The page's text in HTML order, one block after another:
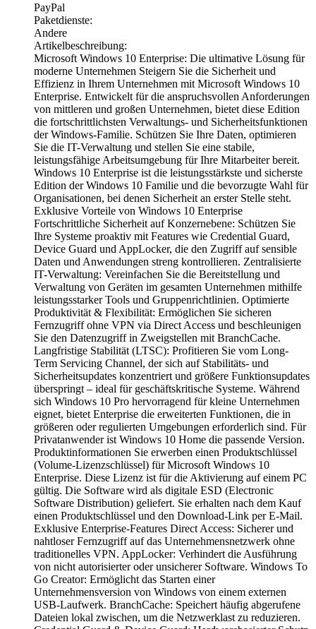
PayPal
Paketdienste:
Andere
Artikelbeschreibung:
Microsoft Windows 10 Enterprise: Die ultimative Lösung für
moderne Unternehmen Steigern Sie die Sicherheit und
Effizienz in Ihrem Unternehmen mit Microsoft Windows 10
Enterprise. Entwickelt für die anspruchsvollen Anforderungen
von mittleren und großen Unternehmen, bietet diese Edition
die fortschrittlichsten Verwaltungs- und Sicherheitsfunktionen
der Windows-Familie. Schützen Sie Ihre Daten, optimieren
Sie die IT-Verwaltung und stellen Sie eine stabile,
leistungsfähige Arbeitsumgebung für Ihre Mitarbeiter bereit.
Windows 10 Enterprise ist die leistungsstärkste und sicherste
Edition der Windows 10 Familie und die bevorzugte Wahl für
Organisationen, bei denen Sicherheit an erster Stelle steht.
Exklusive Vorteile von Windows 10 Enterprise
Fortschrittliche Sicherheit auf Konzernebene: Schützen Sie
Ihre Systeme proaktiv mit Features wie Credential Guard,
Device Guard und AppLocker, die den Zugriff auf sensible
Daten und Anwendungen streng kontrollieren. Zentralisierte
IT-Verwaltung: Vereinfachen Sie die Bereitstellung und
Verwaltung von Geräten im gesamten Unternehmen mithilfe
leistungsstarker Tools und Gruppenrichtlinien. Optimierte
Produktivität & Flexibilität: Ermöglichen Sie sicheren
Fernzugriff ohne VPN via Direct Access und beschleunigen
Sie den Datenzugriff in Zweigstellen mit BranchCache.
Langfristige Stabilität (LTSC): Profitieren Sie vom Long-
Term Servicing Channel, der sich auf Stabilitäts- und
Sicherheitsupdates konzentriert und größere Funktionsupdates
überspringt – ideal für geschäftskritische Systeme. Während
sich Windows 10 Pro hervorragend für kleine Unternehmen
eignet, bietet Enterprise die erweiterten Funktionen, die in
größeren oder regulierten Umgebungen erforderlich sind. Für
Privatanwender ist Windows 10 Home die passende Version.
Produktinformationen Sie erwerben einen Produktschlüssel
(Volume-Lizenzschlüssel) für Microsoft Windows 10
Enterprise. Diese Lizenz ist für die Aktivierung auf einem PC
gültig. Die Software wird als digitale ESD (Electronic
Software Distribution) geliefert. Sie erhalten nach dem Kauf
einen Produktschlüssel und den Download-Link per E-Mail.
Exklusive Enterprise-Features Direct Access: Sicherer und
nahtloser Fernzugriff auf das Unternehmensnetzwerk ohne
traditionelles VPN. AppLocker: Verhindert die Ausführung
von nicht autorisierter oder unsicherer Software. Windows To
Go Creator: Ermöglicht das Starten einer
Unternehmensversion von Windows von einem externen
USB-Laufwerk. BranchCache: Speichert häufig abgerufene
Dateien lokal zwischen, um die Netzwerklast zu reduzieren.